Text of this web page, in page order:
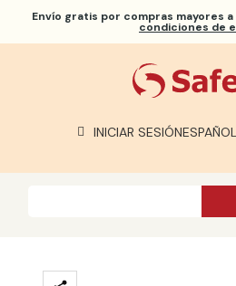
Envío gratis por compras mayores
condiciones de
INICIAR SESIÓNESPAÑOL